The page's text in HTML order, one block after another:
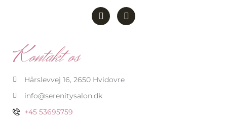
F
a
c
-
I
n
s
Kontakt os
Hårslevvej 16, 2650 Hvidovre
info@serenitysalon.dk
+45 53695759